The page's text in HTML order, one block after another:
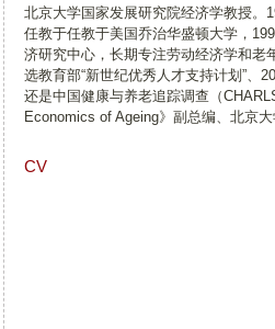
部
分
北京大学国家发展研究院经济学教授。
任教于任教于美国乔治华盛顿大学，
济研究中心，长期专注劳动经济学和老
选教育部“新世纪优秀人才支持计划”、
还是中国健康与养老追踪调查（
Economics of Ageing》副总编、北京
CV